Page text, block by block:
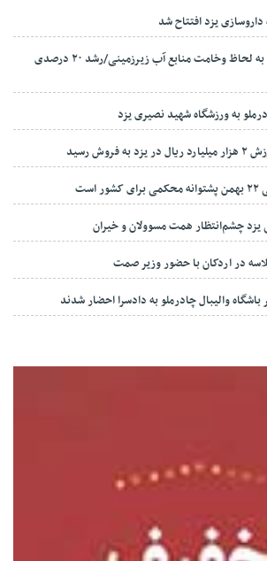
یزد افتتاح شد
یزد پنجمین استان کشور به لحاظ وخامت منابع آب زیرزمینی/رشد ۲۰ درصدی
به ورزشگاه شهید نصیری یزد
والیبال چادرملو به دادسرا احضار شدند